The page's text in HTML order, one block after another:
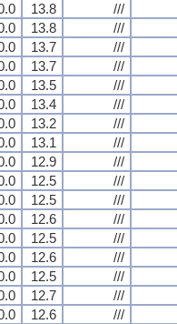
13.8 ///
13.8 ///
13.7 ///
13.7 ///
13.5 ///
13.4 ///
13.2 ///
13.1 ///
12.9 ///
12.5 ///
12.5 ///
12.6 ///
12.5 ///
12.6 ///
12.5 ///
12.7 ///
12.6 ///